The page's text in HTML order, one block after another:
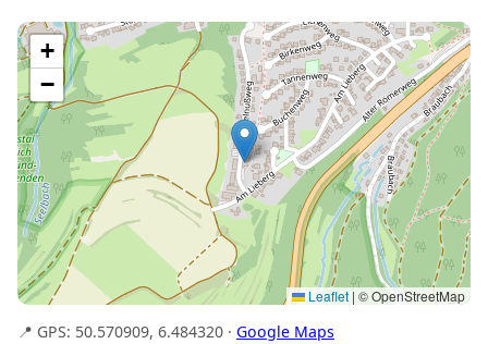
+
−
Leaflet | © OpenStreetMap
📍 GPS: 50.570909, 6.484320 · Google Maps